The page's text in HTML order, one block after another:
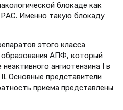
блокаде как
РАС. Именно такую блокаду
этого класса
образования АПФ, который
ангиотензина I в
Основные представители
приема представлены